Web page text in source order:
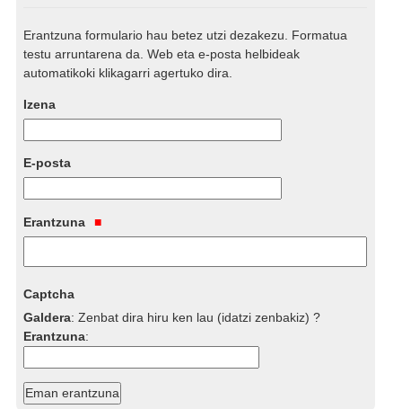
Erantzuna formulario hau betez utzi dezakezu. Formatua
testu arruntarena da. Web eta e-posta helbideak
automatikoki klikagarri agertuko dira.
Izena
E-posta
Erantzuna
Captcha
Galdera:Zenbat dira hiru ken lau (idatzi zenbakiz) ?
Erantzuna: